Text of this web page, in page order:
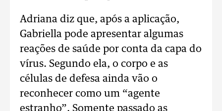
Adriana diz que, após a aplicação,
Gabriella pode apresentar algumas
reações de saúde por conta da capa do
vírus. Segundo ela, o corpo e as
células de defesa ainda vão o
reconhecer como um “agente
estranho”. Somente passado as